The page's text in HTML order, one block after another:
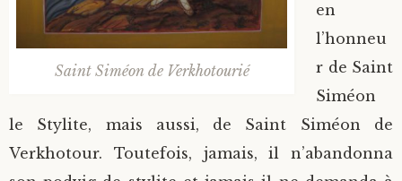
Saint Siméon de Verkhotourié
en
l’honneu
r de Saint
Siméon
le Stylite, mais aussi, de Saint Siméon de
Verkhotour. Toutefois, jamais, il n’abandonna